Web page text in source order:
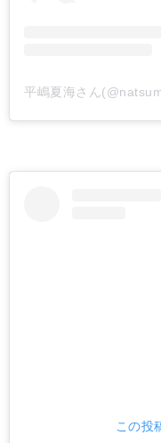
平嶋夏海さん
この投